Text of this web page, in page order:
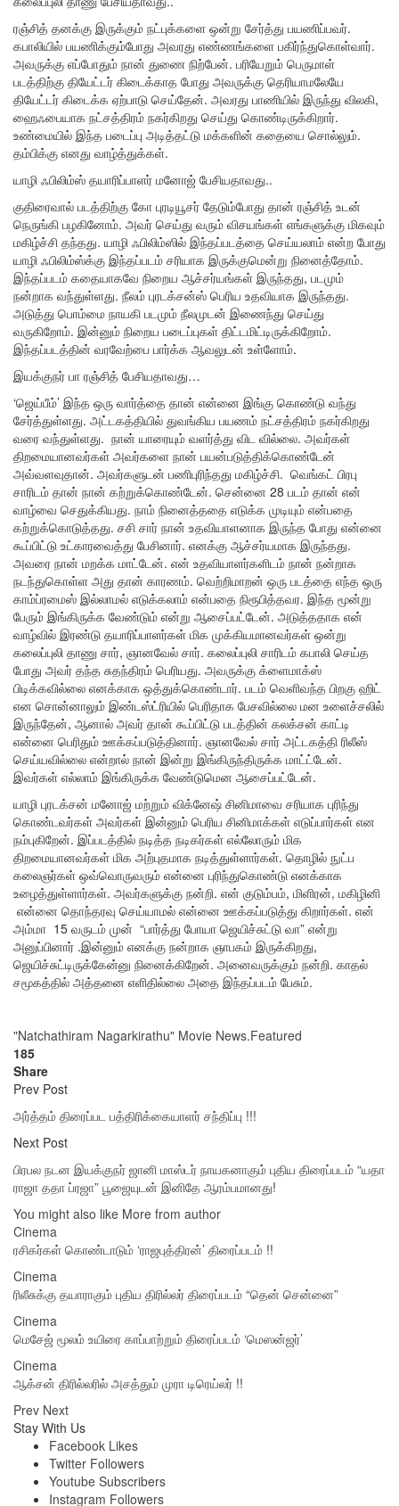
ரஞ்சித் தனக்கு இருக்கும் நட்புக்களை ஒன்று சேர்த்து பயணிப்பவர்.
கபாலியில் பயணிக்கும்போது அவரது எண்ணங்களை பகிர்ந்துகொள்வார்.
அவருக்கு எப்போதும் நான் துணை நிற்பேன். பரியேறும் பெருமாள்
படத்திற்கு தியேட்டர் கிடைக்காத போது அவருக்கு தெரியாமலேயே
தியேட்டர் கிடைக்க ஏற்பாடு செய்தேன். அவரது பாணியில் இருந்து விலகி,
ஹைஃபையாக நட்சத்திரம் நகர்கிறது செய்து கொண்டிருக்கிறார்.
உண்மையில் இந்த படைப்பு அடித்தட்டு மக்களின் கதையை சொல்லும்.
தம்பிக்கு எனது வாழ்த்துக்கள்.
யாழி ஃபிலிம்ஸ் தயாரிப்பாளர் மனோஜ் பேசியதாவது..
குதிரைவால் படத்திற்கு கோ புரடியூசர் தேடும்போது தான் ரஞ்சித் உடன்
நெருங்கி பழகினோம். அவர் செய்து வரும் விசயங்கள் எங்களுக்கு மிகவும்
மகிழ்ச்சி தந்தது. யாழி ஃபிலிம்ஸில் இந்தப்படத்தை செய்யலாம் என்ற போது
யாழி ஃபிலிம்ஸ்க்கு இந்தப்படம் சரியாக இருக்குமென்று நினைத்தோம்.
இந்தப்படம் கதையாகவே நிறைய ஆச்சர்யங்கள் இருந்தது, படமும்
நன்றாக வந்துள்ளது. நீலம் புரடக்சன்ஸ் பெரிய உதவியாக இருந்தது.
அடுத்து பொம்மை நாயகி படமும் நீலமுடன் இணைந்து செய்து
வருகிறோம். இன்னும் நிறைய படைப்புகள் திட்டமிட்டிருக்கிறோம்.
இந்தப்படத்தின் வரவேற்பை பார்க்க ஆவலுடன் உள்ளோம்.
இயக்குநர் பா ரஞ்சித் பேசியதாவது…
‘ஜெய்பீம்’ இந்த ஒரு வார்த்தை தான் என்னை இங்கு கொண்டு வந்து
சேர்த்துள்ளது. அட்டகத்தியில் துவங்கிய பயணம் நட்சத்திரம் நகர்கிறது
வரை வந்துள்ளது. நான் யாரையும் வளர்த்து விட வில்லை. அவர்கள்
திறமையானவர்கள் அவர்களை நான் பயன்படுத்திக்கொண்டேன்
அவ்வளவுதான். அவர்களுடன் பணிபுரிந்தது மகிழ்ச்சி. வெங்கட் பிரபு
சாரிடம் தான் நான் கற்றுக்கொண்டேன். சென்னை 28 படம் தான் என்
வாழ்வை செதுக்கியது. நாம் நினைத்ததை எடுக்க முடியும் என்பதை
கற்றுக்கொடுத்தது. சசி சார் நான் உதவியாளனாக இருந்த போது என்னை
கூப்பிட்டு உட்காரவைத்து பேசினார். எனக்கு ஆச்சர்யமாக இருந்தது.
அவரை நான் மறக்க மாட்டேன். என் உதவியாளர்களிடம் நான் நன்றாக
நடந்துகொள்ள அது தான் காரணம். வெற்றிமாறன் ஒரு படத்தை எந்த ஒரு
காம்ப்ரமைஸ் இல்லாமல் எடுக்கலாம் என்பதை நிரூபித்தவர. இந்த மூன்று
பேரும் இங்கிருக்க வேண்டும் என்று ஆசைப்பட்டேன். அடுத்ததாக என்
வாழ்வில் இரண்டு தயாரிப்பாளர்கள் மிக முக்கியமானவர்கள் ஒன்று
கலைப்புலி தாணு சார், ஞானவேல் சார். கலைப்புலி சாரிடம் கபாலி செய்த
போது அவர் தந்த சுதந்திரம் பெரியது. அவருக்கு க்ளைமாக்ஸ்
பிடிக்கவில்லை எனக்காக ஒத்துக்கொண்டார். படம் வெளிவந்த பிறகு ஹிட்
என சொன்னாலும் இண்டஸ்ட்ரியில் பெரிதாக பேசவில்லை மன உளைச்சலில்
இருந்தேன், ஆனால் அவர் தான் கூப்பிட்டு படத்தின் கலக்சன் காட்டி
என்னை பெரிதும் ஊக்கப்படுத்தினார். ஞானவேல் சார் அட்டகத்தி ரிலீஸ்
செய்யவில்லை என்றால் நான் இன்று இங்கிருந்திருக்க மாட்ட்டேன்.
இவர்கள் எல்லாம் இங்கிருக்க வேண்டுமென ஆசைப்பட்டேன்.
யாழி புரடக்சன் மனோஜ் மற்றும் விக்னேஷ் சினிமாவை சரியாக புரிந்து
கொண்டவர்கள் அவர்கள் இன்னும் பெரிய சினிமாக்கள் எடுப்பார்கள் என
நம்புகிறேன். இப்படத்தில் நடித்த நடிகர்கள் எல்லோரும் மிக
திறமையானவர்கள் மிக அற்புதமாக நடித்துள்ளார்கள். தொழில் நுட்ப
கலைஞர்கள் ஒவ்வொருவரும் என்னை புரிந்துகொண்டு எனக்காக
உழைத்துள்ளார்கள். அவர்களுக்கு நன்றி. என் குடும்பம், மிளிரன், மகிழினி
என்னை தொந்தரவு செய்யாமல் என்னை ஊக்கப்படுத்து கிறார்கள். என்
அம்மா 15 வருடம் முன் “பார்த்து போயா ஜெயிச்சுட்டு வா” என்று
அனுப்பினார் .இன்னும் எனக்கு நன்றாக ஞாபகம் இருக்கிறது,
ஜெயிச்சுட்டிருக்கேன்னு நினைக்கிறேன். அனைவருக்கும் நன்றி. காதல்
சமூகத்தில் அத்தனை எளிதில்லை அதை இந்தப்படம் பேசும்.
"Natchathiram Nagarkirathu" Movie News.Featured
185
Share
Prev Post
அர்த்தம் திரைப்பட பத்திரிக்கையாளர் சந்திப்பு !!!
Next Post
பிரபல நடன இயக்குநர் ஜானி மாஸ்டர் நாயகனாகும் புதிய திரைப்படம் “யதா
ராஜா ததா ப்ரஜா” பூஜையுடன் இனிதே ஆரம்பமானது!
You might also like More from author
Cinema
ரசிகர்கள் கொண்டாடும் ‘ராஜபுத்திரன்’ திரைப்படம் !!
Cinema
ரிலீசுக்கு தயாராகும் புதிய திரில்லர் திரைப்படம் “தென் சென்னை”
Cinema
மெசேஜ் மூலம் உயிரை காப்பாற்றும் திரைப்படம் ‘மெஸன்ஜர்’
Cinema
ஆக்சன் திரில்லரில் அசத்தும் முரா டிரெய்லர் !!
Prev Next
Stay With Us
Facebook Likes
Twitter Followers
Youtube Subscribers
Instagram Followers